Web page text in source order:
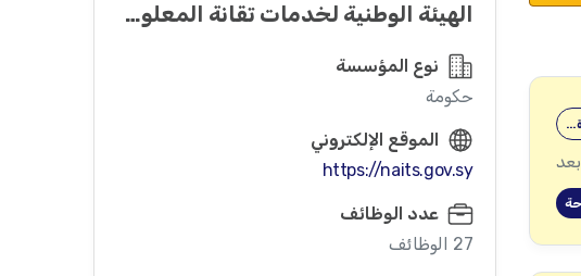
الهيئة الوطنية لخدمات تقانة المعلومات
نوع المؤسسة
حكومة
الموقع الإلكتروني
https://naits.gov.sy
عدد الوظائف
27 الوظائف